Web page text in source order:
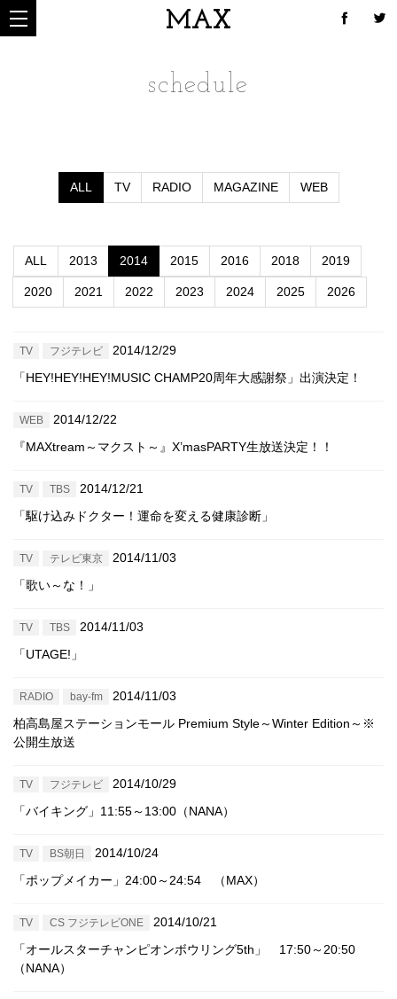
MAX
schedule
ALL TV RADIO MAGAZINE WEB
ALL 2013 2014 2015 2016 2018 2019
2020 2021 2022 2023 2024 2025 2026
TV フジテレビ
2014/12/29
「HEY!HEY!HEY!MUSIC CHAMP20周年大感謝祭」出演決定！
WEB
2014/12/22
『MAXtream～マクスト～』X’masPARTY生放送決定！！
TV TBS
2014/12/21
「駆け込みドクター！運命を変える健康診断」
TV テレビ東京
2014/11/03
「歌い～な！」
TV TBS
2014/11/03
「UTAGE!」
RADIO bay-fm
2014/11/03
柏高島屋ステーションモール Premium Style～Winter Edition～※
公開生放送
TV フジテレビ
2014/10/29
「バイキング」11:55～13:00（NANA）
TV BS朝日
2014/10/24
「ポップメイカー」24:00～24:54 （MAX）
TV CS フジテレビONE
2014/10/21
「オールスターチャンピオンボウリング5th」 17:50～20:50
（NANA）